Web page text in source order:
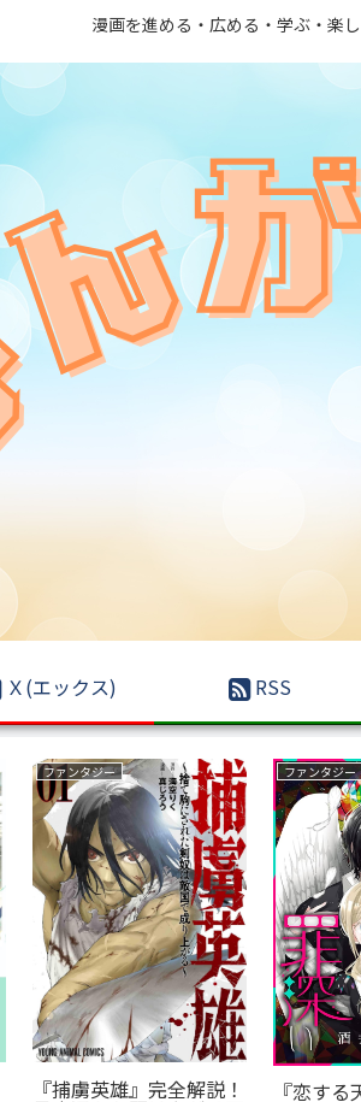
漫画を進める・広める・学ぶ・楽
Ｘ(エックス) RSS
ファンタジー
『捕虜英雄』完全解説！
ファンタジー
『恋する